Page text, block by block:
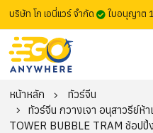
บริษัท โก เอนี่แวร์ จำกัด ใบอนุญาต
หน้าหลัก
ทัวร์จีน
ทัวร์จีน กวางเจา อนุสาวรีย์ห้
TOWER BUBBLE TRAM ช้อป